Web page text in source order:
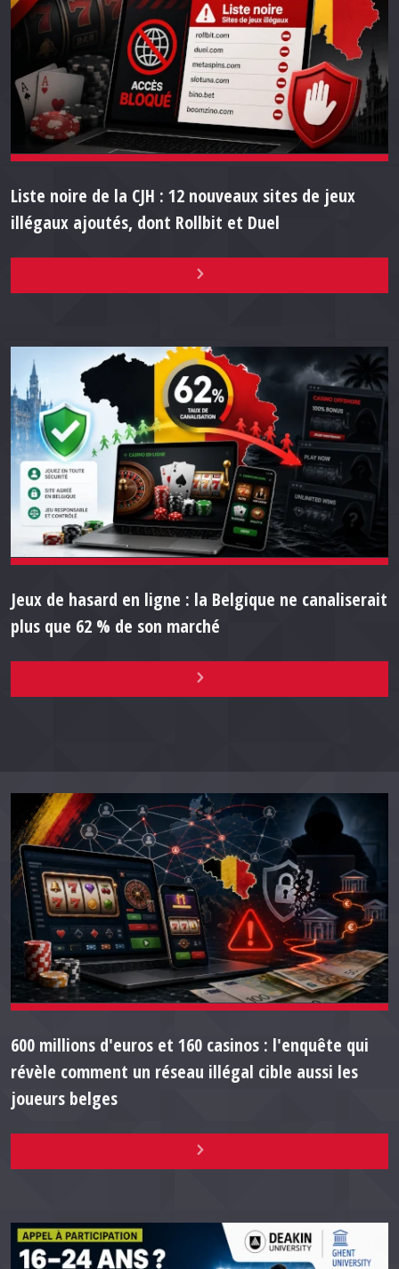
Liste noire de la CJH : 12 nouveaux sites de jeux
illégaux ajoutés, dont Rollbit et Duel
Jeux de hasard en ligne : la Belgique ne canaliserait
plus que 62 % de son marché
600 millions d'euros et 160 casinos : l'enquête qui
révèle comment un réseau illégal cible aussi les
joueurs belges